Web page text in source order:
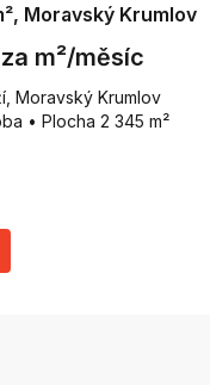
Moravský Krumlov
m²/měsíc
Moravský Krumlov
• Plocha 2 345 m²